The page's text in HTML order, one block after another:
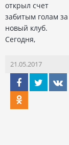
открыл счет
забитым голам за
новый клуб.
Сегодня,
21.05.2017